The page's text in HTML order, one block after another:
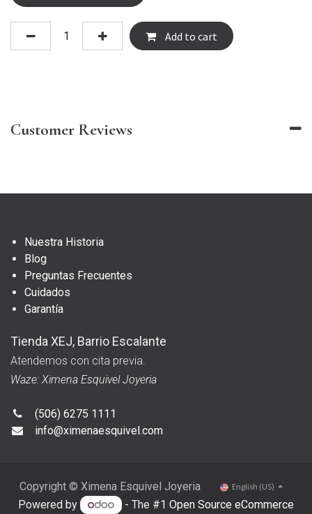
Add to cart
Customer Reviews
Nuestra Historia
Blog
Preguntas Frecuentes
Cuidados
Garantía
Tienda XEJ, Barrio Escalante
Atendemos con cita previa.
Waze: Ximena Esquivel Joyeria
(506) 6275 1111
info@ximenaesquivel.com
Copyright © Ximena Esquivel Joyeria English (US)
Powered by - The #1 Open Source eCommerce